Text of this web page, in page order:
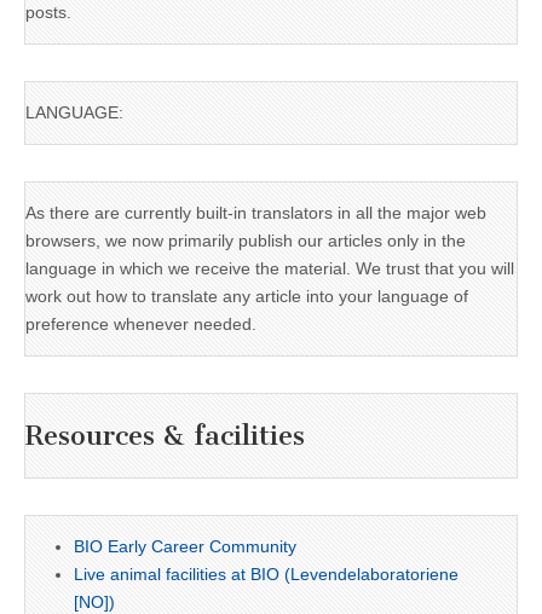
posts.
LANGUAGE:
As there are currently built-in translators in all the major web
browsers, we now primarily publish our articles only in the
language in which we receive the material. We trust that you will
work out how to translate any article into your language of
preference whenever needed.
Resources & facilities
BIO Early Career Community
Live animal facilities at BIO (Levendelaboratoriene
[NO])